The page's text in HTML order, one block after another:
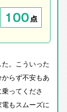
100点
。こういった
らず不安もあ
ってくださ
もスムーズに